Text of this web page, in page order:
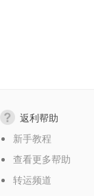
返利帮助
新手教程
查看更多帮助
转运频道